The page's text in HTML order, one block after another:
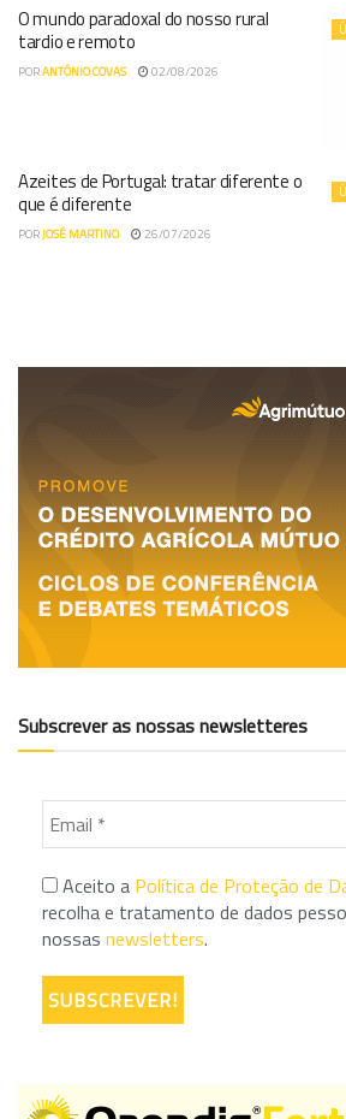
O mundo paradoxal do nosso rural
tardio e remoto
PORANTÓNIO COVAS 02/08/2026
Azeites de Portugal: tratar diferente o
que é diferente
PORJOSÉ MARTINO 26/07/2026
Subscrever as nossas newsletteres
Aceito a Política de Proteção de
recolha e tratamento de dados
nossas newsletters.